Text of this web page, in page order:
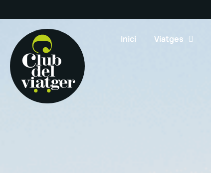
Inici Viatges